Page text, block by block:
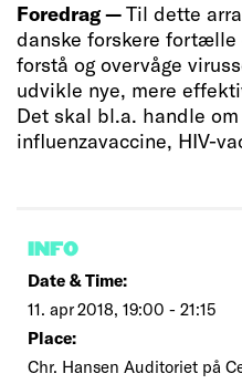
Foredrag —Til dette
danske forskere fortælle
forstå og overvåge
udvikle nye, mere
Det skal bl.a. handle
influenzavaccine, HIV-
INFO
Date & Time:
11. apr 2018, 19:00 - 21:15
Place:
Chr. Hansen Auditoriet på